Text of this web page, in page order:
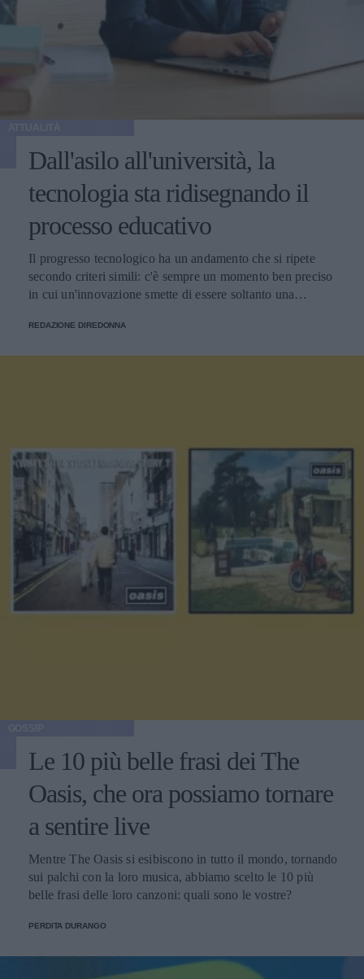
Dall'asilo all'università, la
tecnologia sta ridisegnando il
processo educativo
Il progresso tecnologico ha un andamento che si ripete
secondo criteri simili: c'è sempre un momento ben preciso
in cui un'innovazione smette di essere soltanto una
REDAZIONE DIREDONNA
Le 10 più belle frasi dei The
Oasis, che ora possiamo tornare
a sentire live
Mentre The Oasis si esibiscono in tutto il mondo, tornando
sui palchi con la loro musica, abbiamo scelto le 10 più
belle frasi delle loro canzoni: quali sono le vostre?
PERDITA DURANGO